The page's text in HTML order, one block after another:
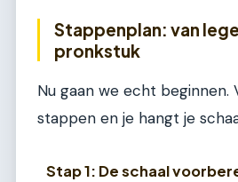
Stappenplan: van
pronkstuk
Nu gaan we echt beginnen.
stappen en je hangt je
Stap 1: De schaal